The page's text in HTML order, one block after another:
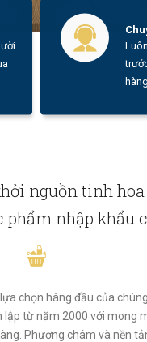
hàng
nguồn tinh
nhập khẩu
chọn hàng đầu của
lập từ năm 2000 với mong
Phương châm và nền